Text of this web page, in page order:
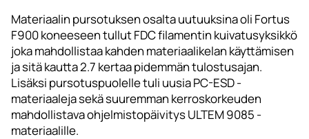
Materiaalin pursotuksen osalta uutuuksina oli Fortus
F900 koneeseen tullut FDC filamentin kuivatusyksikkö
joka mahdollistaa kahden materiaalikelan käyttämisen
ja sitä kautta 2.7 kertaa pidemmän tulostusajan.
Lisäksi pursotuspuolelle tuli uusia PC-ESD -
materiaaleja sekä suuremman kerroskorkeuden
mahdollistava ohjelmistopäivitys ULTEM 9085 -
materiaalille.